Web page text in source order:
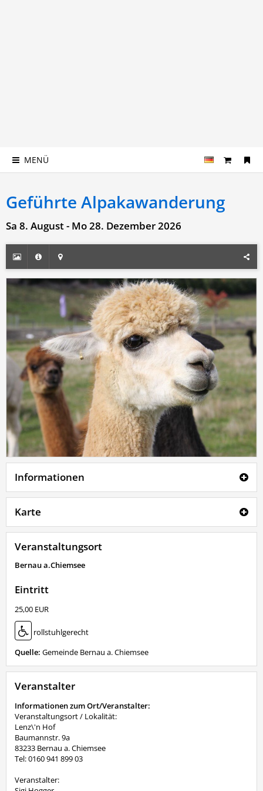
MENÜ
Geführte Alpakawanderung
Sa 8. August - Mo 28. Dezember 2026
Informationen
Karte
Veranstaltungsort
Bernau a.Chiemsee
Eintritt
25,00 EUR
rollstuhlgerecht
Quelle: Gemeinde Bernau a. Chiemsee
Veranstalter
Informationen zum Ort/Veranstalter:
Veranstaltungsort / Lokalität:
Lenz\'n Hof
Baumannstr. 9a
83233 Bernau a. Chiemsee
Tel: 0160 941 899 03
Veranstalter: